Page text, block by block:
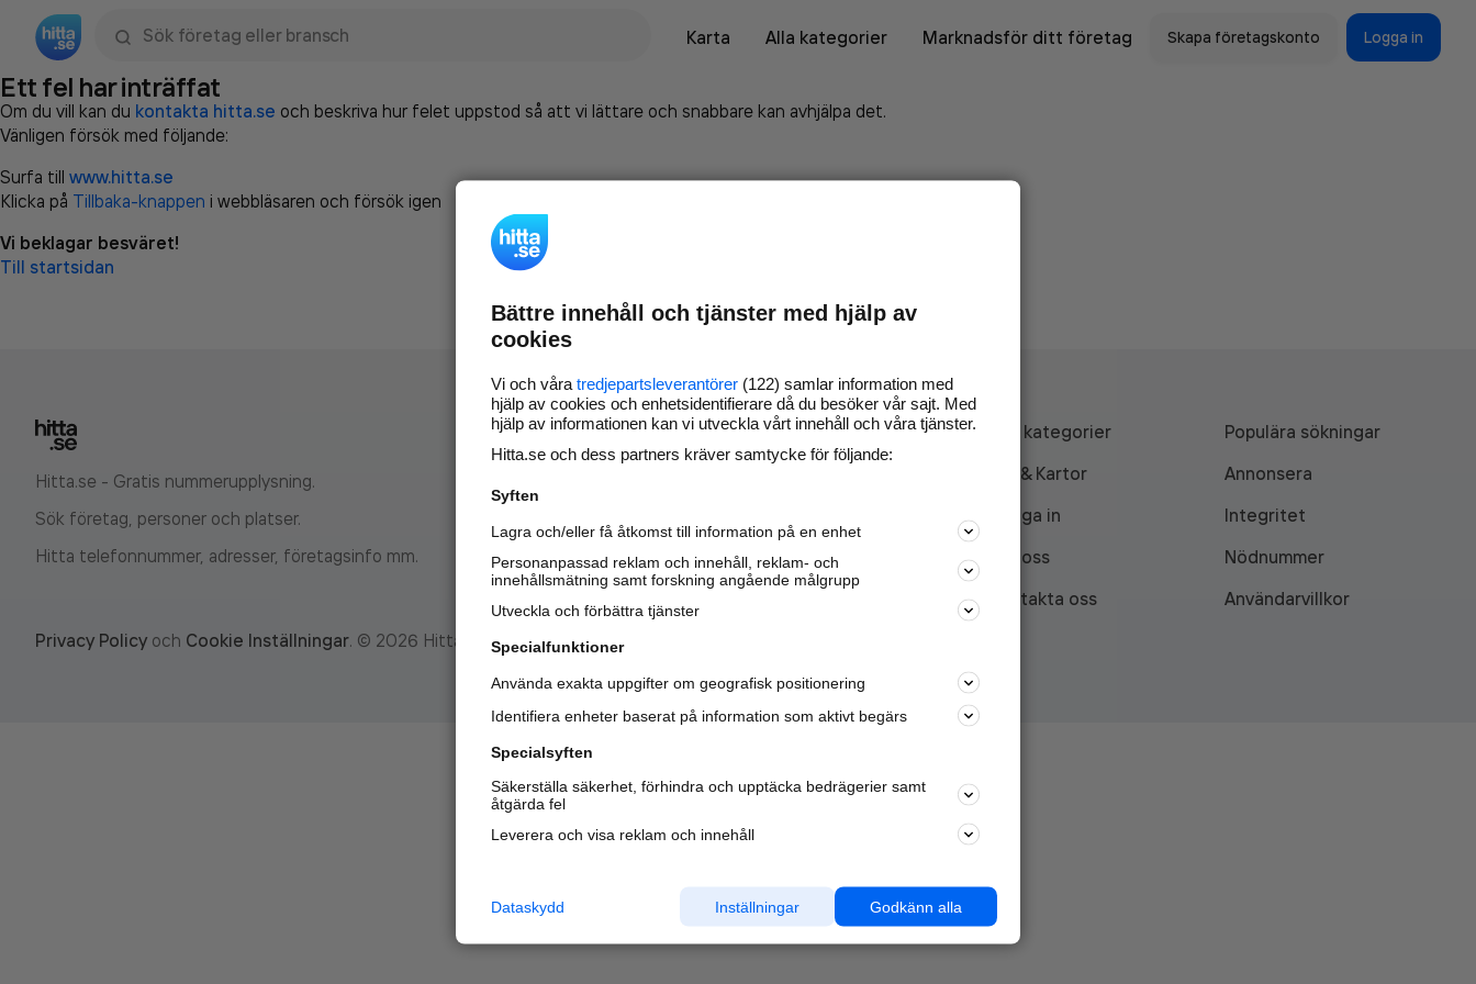
Karta
Alla kategorier Marknadsför ditt företag Skapa företagskonto Logga in
Ett fel har inträffat
Om du vill kan du kontakta hitta.se och beskriva hur felet uppstod så att vi lättare och snabbare kan avhjälpa det.
Vänligen försök med följande:
Surfa till www.hitta.se
Klicka på Tillbaka-knappen i webbläsaren och försök igen
Vi beklagar besväret!
Till startsidan
Hitta.se - Gratis nummerupplysning.
Sök företag, personer och platser.
Hitta telefonnummer, adresser, företagsinfo mm.
Marknadsför företaget på
nya kunder och
samarbetspartners nära dig.
Läs mer här
Alla kategorier
Populära sökningar
API & Kartor
Annonsera
Logga in
Integritet
Om oss
Nödnummer
Kontakta oss
Användarvillkor
Privacy Policy och Cookie Inställningar. © 2026 Hitta.se
Bättre innehåll och tjänster med hjälp av
cookies
Vi och våra tredjepartsleverantörer (122) samlar information med
hjälp av cookies och enhetsidentifierare då du besöker vår sajt. Med
hjälp av informationen kan vi utveckla vårt innehåll och våra tjänster.
Hitta.se och dess partners kräver samtycke för följande:
Syften
Lagra och/eller få åtkomst till information på en enhet
Personanpassad reklam och innehåll, reklam- och
innehållsmätning samt forskning angående målgrupp
Utveckla och förbättra tjänster
Specialfunktioner
Använda exakta uppgifter om geografisk positionering
Identifiera enheter baserat på information som aktivt begärs
Specialsyften
Säkerställa säkerhet, förhindra och upptäcka bedrägerier samt
åtgärda fel
Leverera och visa reklam och innehåll
Godkänn alla
Inställningar
Dataskydd